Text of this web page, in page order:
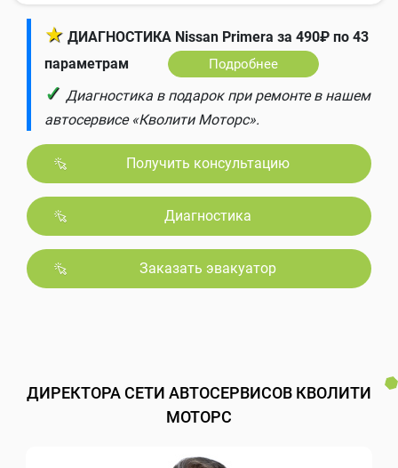
★ ДИАГНОСТИКА Nissan Primera за 490₽ по 43
параметрам
Подробнее
✓ Диагностика в подарок при ремонте в нашем
автосервисе «Кволити Моторс».
Получить консультацию
Диагностика
Заказать эвакуатор
ДИРЕКТОРА СЕТИ АВТОСЕРВИСОВ КВОЛИТИ
МОТОРС